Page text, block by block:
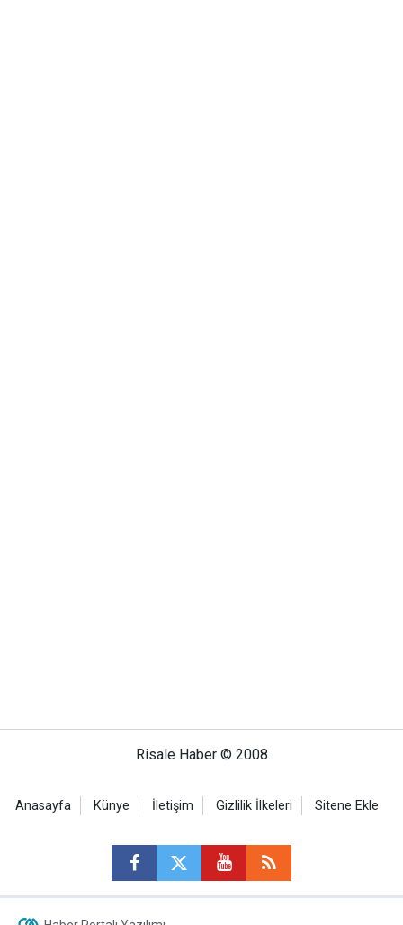
Risale Haber © 2008
Anasayfa Künye İletişim Gizlilik İlkeleri Sitene Ekle